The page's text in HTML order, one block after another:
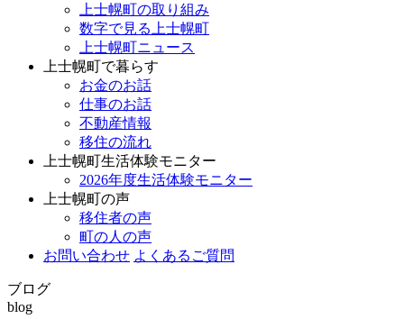
上士幌町の取り組み
数字で見る上士幌町
上士幌町ニュース
上士幌町で暮らす
お金のお話
仕事のお話
不動産情報
移住の流れ
上士幌町生活体験モニター
2026年度生活体験モニター
上士幌町の声
移住者の声
町の人の声
お問い合わせ よくあるご質問
ブログ
blog